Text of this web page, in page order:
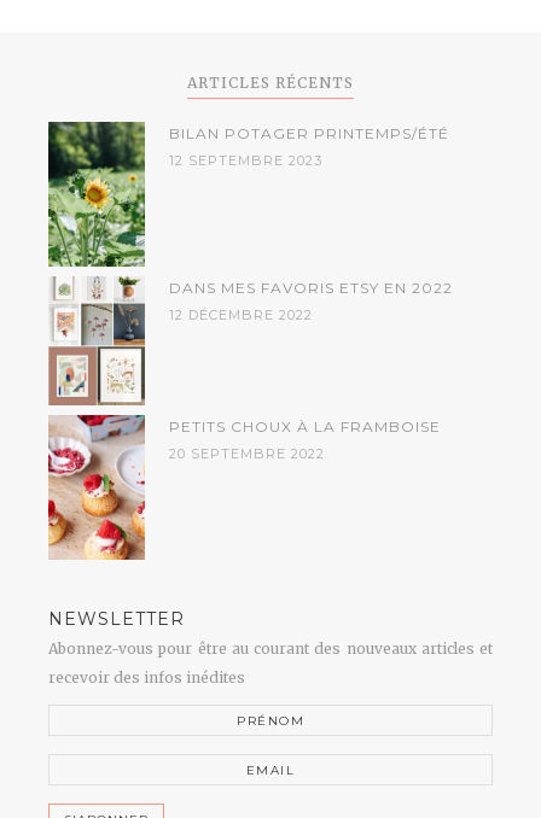
ARTICLES RÉCENTS
BILAN POTAGER PRINTEMPS/ÉTÉ
12 SEPTEMBRE 2023
DANS MES FAVORIS ETSY EN 2022
12 DÉCEMBRE 2022
PETITS CHOUX À LA FRAMBOISE
20 SEPTEMBRE 2022
NEWSLETTER
Abonnez-vous pour être au courant des nouveaux articles et
recevoir des infos inédites